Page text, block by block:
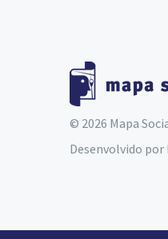
© 2026 Mapa
Desenvolvido por